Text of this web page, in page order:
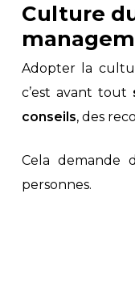
Culture
Adopter la
c’est avant tout
conseils, des
Cela demande
personnes.